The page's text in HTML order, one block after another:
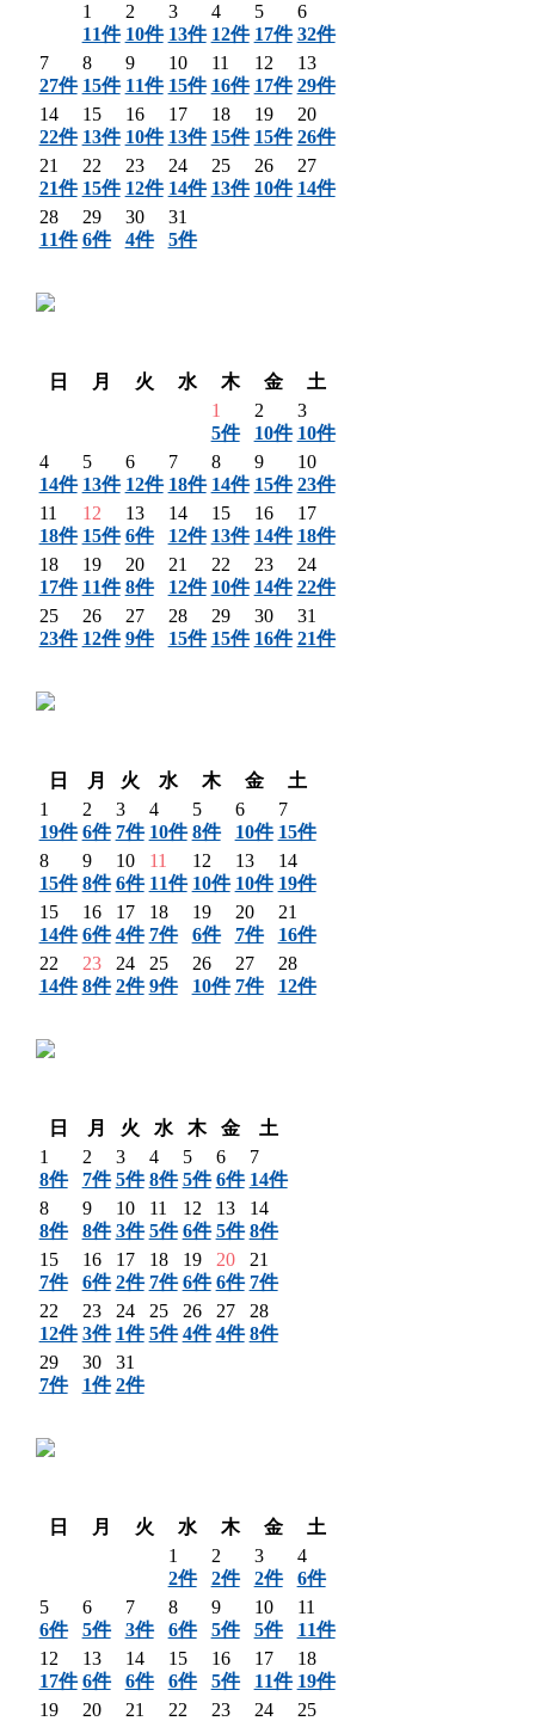
1
11件
2
10件
3
13件
4
12件
5
17件
6
32件
7
27件
8
15件
9
11件
10
15件
11
16件
12
17件
13
29件
14
22件
15
13件
16
10件
17
13件
18
15件
19
15件
20
26件
21
21件
22
15件
23
12件
24
14件
25
13件
26
10件
27
14件
28
11件
29
6件
30
4件
31
5件
日
月 火 水 木 金
土
1
5件
2
10件
3
10件
4
14件
5
13件
6
12件
7
18件
8
14件
9
15件
10
23件
11
18件
12
15件
13
6件
14
12件
15
13件
16
14件
17
18件
18
17件
19
11件
20
8件
21
12件
22
10件
23
14件
24
22件
25
23件
26
12件
27
9件
28
15件
29
15件
30
16件
31
21件
日
月 火 水 木 金
土
1
19件
2
6件
3
7件
4
10件
5
8件
6
10件
7
15件
8
15件
9
8件
10
6件
11
11件
12
10件
13
10件
14
19件
15
14件
16
6件
17
4件
18
7件
19
6件
20
7件
21
16件
22
14件
23
8件
24
2件
25
9件
26
10件
27
7件
28
12件
日
月 火 水 木 金
土
1
8件
2
7件
3
5件
4
8件
5
5件
6
6件
7
14件
8
8件
9
8件
10
3件
11
5件
12
6件
13
5件
14
8件
15
7件
16
6件
17
2件
18
7件
19
6件
20
6件
21
7件
22
12件
23
3件
24
1件
25
5件
26
4件
27
4件
28
8件
29
7件
30
1件
31
2件
日
月 火 水 木 金
土
1
2件
2
2件
3
2件
4
6件
5
6件
6
5件
7
3件
8
6件
9
5件
10
5件
11
11件
12
17件
13
6件
14
6件
15
6件
16
5件
17
11件
18
19件
19
20
21
22
23
24
25